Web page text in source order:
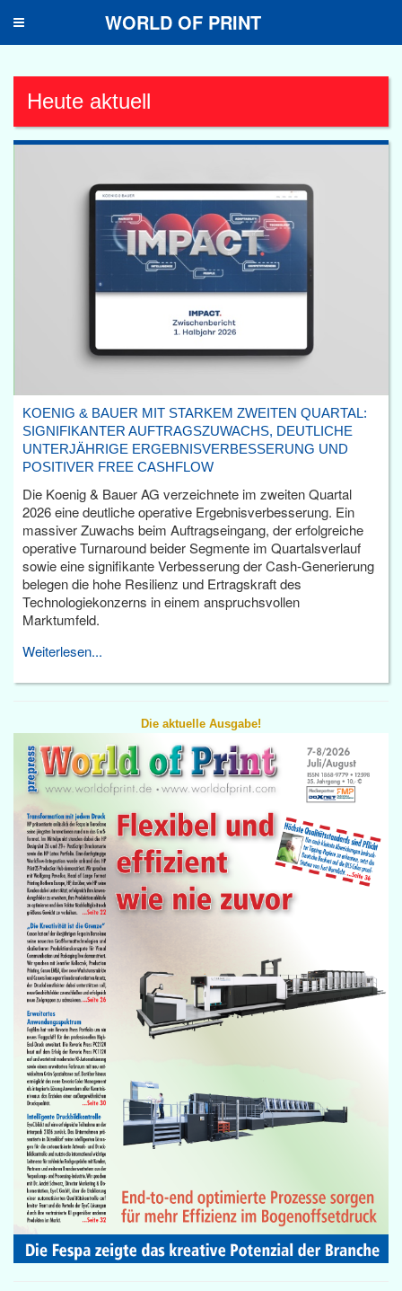
Toggle
WORLD OF PRINT
Heute aktuell
KOENIG & BAUER MIT STARKEM ZWEITEN QUARTAL:
SIGNIFIKANTER AUFTRAGSZUWACHS, DEUTLICHE
UNTERJÄHRIGE ERGEBNISVERBESSERUNG UND
POSITIVER FREE CASHFLOW
Die Koenig & Bauer AG verzeichnete im zweiten Quartal
2026 eine deutliche operative Ergebnisverbesserung. Ein
massiver Zuwachs beim Auftragseingang, der erfolgreiche
operative Turnaround beider Segmente im Quartalsverlauf
sowie eine signifikante Verbesserung der Cash-Generierung
belegen die hohe Resilienz und Ertragskraft des
Technologiekonzerns in einem anspruchsvollen
Marktumfeld.
Weiterlesen...
Die aktuelle Ausgabe!